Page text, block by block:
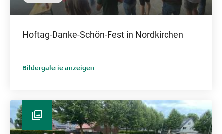
Hoftag-Danke-Schön-Fest in Nordkirchen
Bildergalerie anzeigen